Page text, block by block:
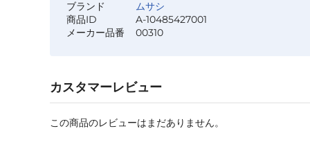
ブランド
ムサシ
商品ID
A-10485427001
メーカー品番
00310
カスタマーレビュー
この商品のレビューはまだありません。